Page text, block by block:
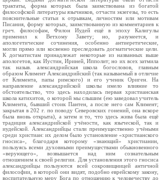
трактаты, форма которых была заимствована из богатой
философской литературы язычников, отчасти экзегезы, то есть
пояснительные статьи к отрывкам, личностям или мотивам
Писания, форму которых, заимствованную из комментариев к
греч. философам, Филон Иудей ещё в эпоху Калигулы
применил к Ветхому Завету; но, разумеется, и
апологетические сочинения, особенно антиеретические,
могли прямо или косвенно преследовать догматические цели.
К догматистам принадлежат некоторые из названных выше
апологетов, как Иустин, Ириней, Ипполит; но их всех затмила
так назыв. александрийская школа богословов, главным
образом Климент Александрийский (так называемый в отличие
от Климента, папы римского) и его ученик Ориген. На
направление александрийской школы имело влияние то
обстоятельство, что здесь находилась первая христианская
школа катихитов, о которой мы слышим (ею заведовал учитель
Климента, бывший стоик Пантен, а после него сам Климент;
закрытая в 202 г. по поводу Северовских гонений, она вскоре
была вновь открыта), а затем и то, что здесь жива была ещё
традиция александрийской учёности, как языческой, так и
иудейской. Александрийцы стали преимущественно учёными
среди христиан: их делом было установление «христианского
гносиса», благодаря которому «знающий» христианин,
пользуясь всеми духовными преимуществами обыкновенного
«верующего», возвышается над ним сознательным
отношением к своей религии. Для установления этого гносиса
александрийцы пользуются всей сокровищницей античной
философии, в которой они видят, подобно еврейскому закону,
воспитательную меру Бога по отношению к человечеству до